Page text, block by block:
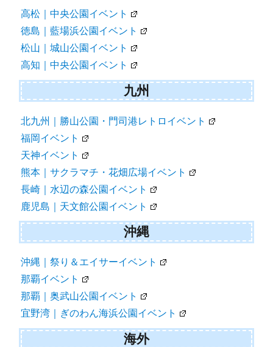
高松｜中央公園イベント
徳島｜藍場浜公園イベント
松山｜城山公園イベント
高知｜中央公園イベント
九州
北九州｜勝山公園・門司港レトロイベント
福岡イベント
天神イベント
熊本｜サクラマチ・花畑広場イベント
長崎｜水辺の森公園イベント
鹿児島｜天文館公園イベント
沖縄
沖縄｜祭り＆エイサーイベント
那覇イベント
那覇｜奥武山公園イベント
宜野湾｜ぎのわん海浜公園イベント
海外